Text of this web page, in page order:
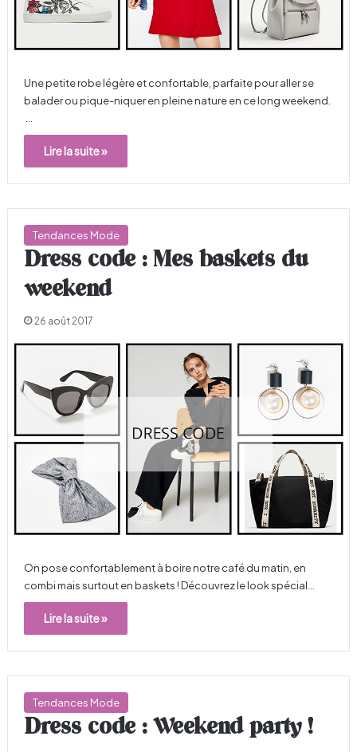
Une petite robe légère et confortable, parfaite pour aller se
balader ou pique-niquer en pleine nature en ce long weekend.
…
Lire la suite »
Tendances Mode
Dress code : Mes baskets du
weekend
26 août 2017
On pose confortablement à boire notre café du matin, en
combi mais surtout en baskets ! Découvrez le look spécial…
Lire la suite »
Tendances Mode
Dress code : Weekend party !